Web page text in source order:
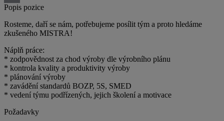
Email
Popis pozice
Rosteme, daří se nám, potřebujeme posílit tým a proto hledáme
zkušeného MISTRA!
Náplň práce:
* zodpovědnost za chod výroby dle výrobního plánu
* kontrola kvality a produktivity výroby
* plánování výroby
* zavádění standardů BOZP, 5S, SMED
* vedení týmu podřízených, jejich školení a motivace
Požadavky